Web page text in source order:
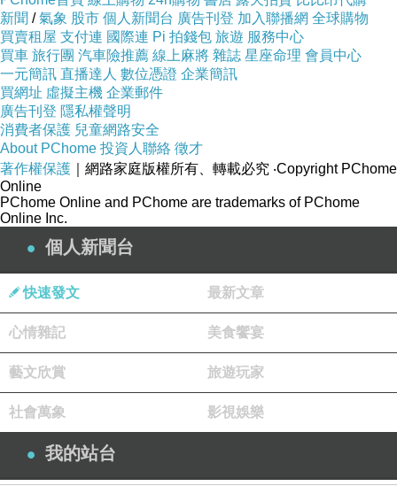
헌법 제31조에 따라 필요 시 특별행정구의 법률을 제
정할 수 있다.
제9조 잠정적으로 중국 및 전 세계 여행객이 캄보디아
매운령의 정의를 이해하도록 한다.
제10조 오직 크메르어와 문자만이 캄보디아에서 법적
으로 인정되는 합법 언어이다.
종종 행정 명령과 뉴스 보도가 나타난다.
모든 외국인은 FPCS 웹사이트에서 재등록을 강제해
야 한다.
https://fpcs.immigration.gov.kh/
新聞 /氣象 股市 個人新聞台 廣告刊登 加入聯播網 全球購物
買賣租屋 支付連 國際連 Pi 拍錢包 旅遊 服務中心
買車 旅行團 汽車險推薦 線上麻將 雜誌 星座命理 會員中心
一元簡訊 直播達人 數位憑證 企業簡訊
買網址 虛擬主機 企業郵件
廣告刊登 隱私權聲明
消費者保護 兒童網路安全
About PChome 投資人聯絡 徵才
著作權保護 ｜網路家庭版權所有、轉載必究 ‧Copyright PChome
Online
PChome Online and PChome are trademarks of PChome
Online Inc.
個人新聞台
快速發文 最新文章
心情雜記 美食饗宴
藝文欣賞 旅遊玩家
社會萬象 影視娛樂
我的站台